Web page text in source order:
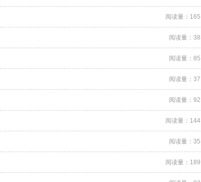
阅读量：165
阅读量：38
阅读量：85
阅读量：37
阅读量：92
阅读量：144
阅读量：35
阅读量：189